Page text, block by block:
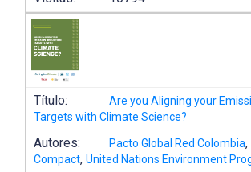
Título:
Are you Aligning your
Targets with Climate Science?
Autores: Pacto Global Red Colombia,
Compact,United Nations Environment